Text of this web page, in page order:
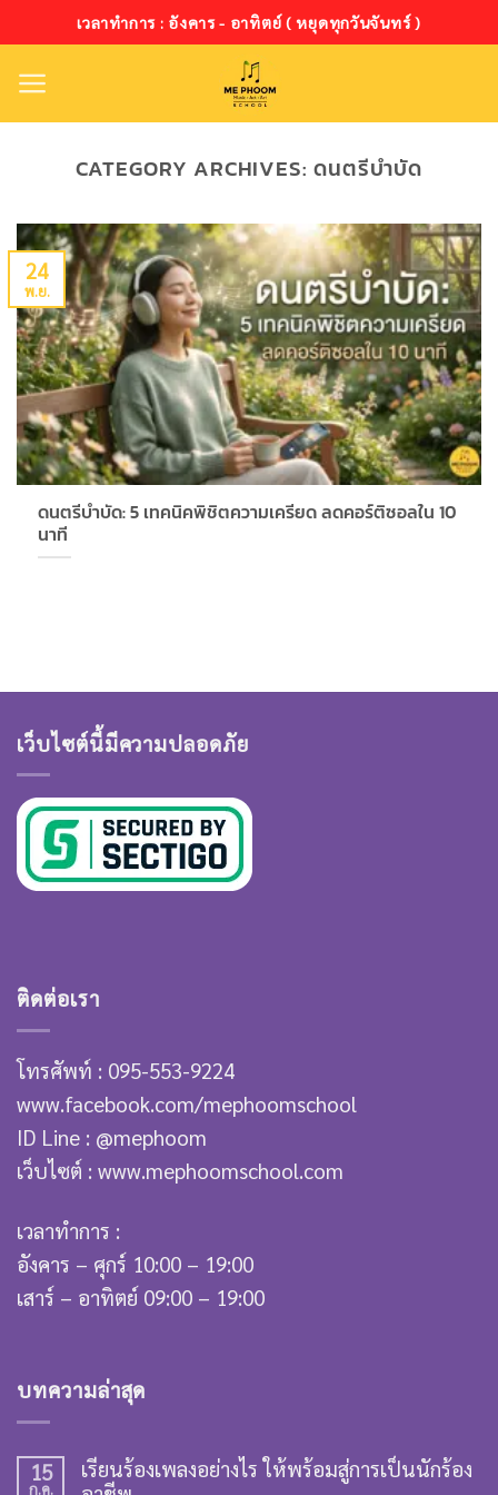
ไป
เนื้อหา
เวลาทำการ : อังคาร - อาทิตย์ ( หยุดทุกวันจันทร์ )
CATEGORY ARCHIVES:ดนตรีบำบัด
ดนตรีบำบัด: 5 เทคนิคพิชิตความเครียด ลดคอร์ติซอลใน 10
นาที
24
พ.ย.
เว็บไซต์นี้มีความปลอดภัย
ติดต่อเรา
โทรศัพท์ : 095-553-9224
www.facebook.com/mephoomschool
ID Line : @mephoom
เว็บไซต์ : www.mephoomschool.com
เวลาทำการ :
อังคาร – ศุกร์ 10:00 – 19:00
เสาร์ – อาทิตย์ 09:00 – 19:00
บทความล่าสุด
15
ก.ค.
เรียนร้องเพลงอย่างไร ให้พร้อมสู่การเป็นนักร้อง